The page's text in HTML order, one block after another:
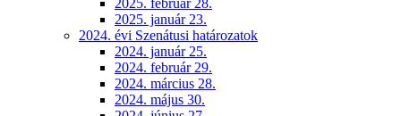
2025. január 23.
2024. évi Szenátusi határozatok
2024. január 25.
2024. február 29.
2024. március 28.
2024. május 30.